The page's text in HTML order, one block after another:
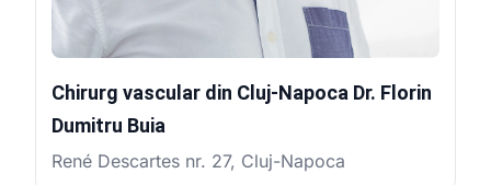
Chirurg vascular din Cluj-Napoca Dr. Florin
Dumitru Buia
René Descartes nr. 27, Cluj-Napoca